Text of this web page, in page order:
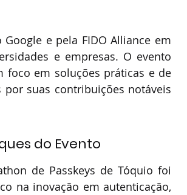
e pela FIDO Alliance em
e empresas. O evento
foco em soluções práticas e de
suas contribuições notáveis
do Evento
de Passkeys de Tóquio foi
na inovação em autenticação,